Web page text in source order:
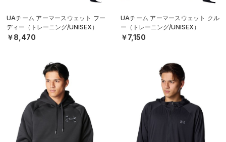
UAチーム アーマースウェット フー
ディー（トレーニング/UNISEX）
￥8,470
UAチーム アーマースウェット クル
ー（トレーニング/UNISEX）
￥7,150